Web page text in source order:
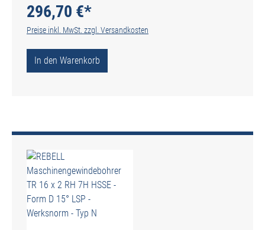
296,70 €*
Preise inkl. MwSt. zzgl. Versandkosten
In den Warenkorb